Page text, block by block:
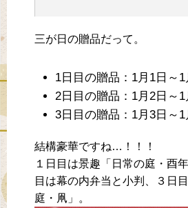
三が日の贈品だって。
1日目の贈品：1月1日～1
2日目の贈品：1月2日～1
3日目の贈品：1月3日～1
結構豪華ですね…！！！
１日目は景趣「日常の庭・酉
目は幕の内弁当と小判、３日
庭・凧」。